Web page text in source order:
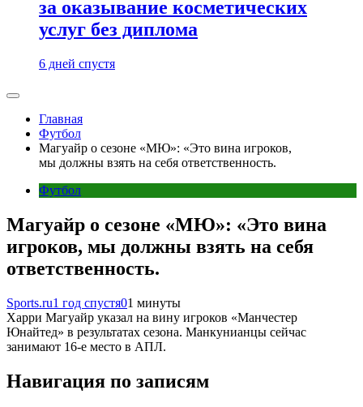
за оказывание косметических
услуг без диплома
6 дней спустя
Главная
Футбол
Магуайр о сезоне «МЮ»: «Это вина игроков,
мы должны взять на себя ответственность.
Футбол
Магуайр о сезоне «МЮ»: «Это вина
игроков, мы должны взять на себя
ответственность.
Sports.ru1 год спустя01 минуты
Харри Магуайр указал на вину игроков «Манчестер
Юнайтед» в результатах сезона. Манкунианцы сейчас
занимают 16-е место в АПЛ.
Навигация по записям